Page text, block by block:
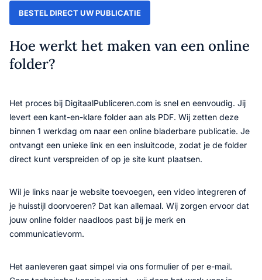
BESTEL DIRECT UW PUBLICATIE
Hoe werkt het maken van een online
folder?
Het proces bij DigitaalPubliceren.com is snel en eenvoudig. Jij
levert een kant-en-klare folder aan als PDF. Wij zetten deze
binnen 1 werkdag om naar een online bladerbare publicatie. Je
ontvangt een unieke link en een insluitcode, zodat je de folder
direct kunt verspreiden of op je site kunt plaatsen.
Wil je links naar je website toevoegen, een video integreren of
je huisstijl doorvoeren? Dat kan allemaal. Wij zorgen ervoor dat
jouw online folder naadloos past bij je merk en
communicatievorm.
Het aanleveren gaat simpel via ons formulier of per e-mail.